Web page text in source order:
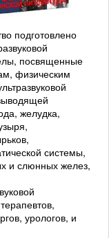
подготовлено
посвященные
физическим
желудка,
системы,
и слюнных желез,
урологов, и